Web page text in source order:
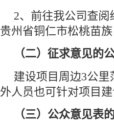
2、前往我公司查
贵州省铜仁市松桃苗
（二）征求意见的
建设项目周边3公
外人员也可针对项目建
（三）公众意见表